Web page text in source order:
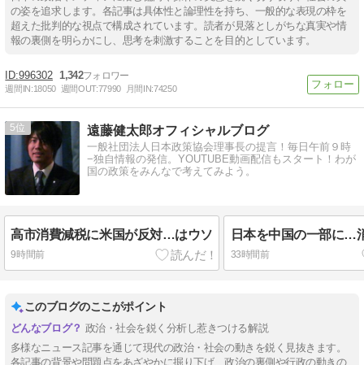
の姿を追求します。各記事は具体性と論理性を持ち、一般的な表現の枠を
超えた批判的な視点で構成されています。読者が見落としがちな真実や情
報の裏側を明らかにし、思考を刺激することを目的としています。
996302 1,342
週間IN:18050 週間OUT:77990 月間IN:74250
5 遠藤健太郎オフィシャルブログ
一般社団法人日本政策協会理事長の提言！毎日午前９時
−独自情報の発信。YOUTUBE動画配信もスタート！わが
国の政策をみんなで考えてみよう。
高市消費減税に米国が反対…はウソ
9時間前
日本を中国の一部に…
33時間前
このブログのここがポイント
政治・社会を鋭く分析し惹きつける解説
多様なニュース記事を通じて現代の政治・社会の動きを鋭く見抜きます。
各記事の背景や問題点をあざやかに掘り下げ、政治の裏側や行政の動きの